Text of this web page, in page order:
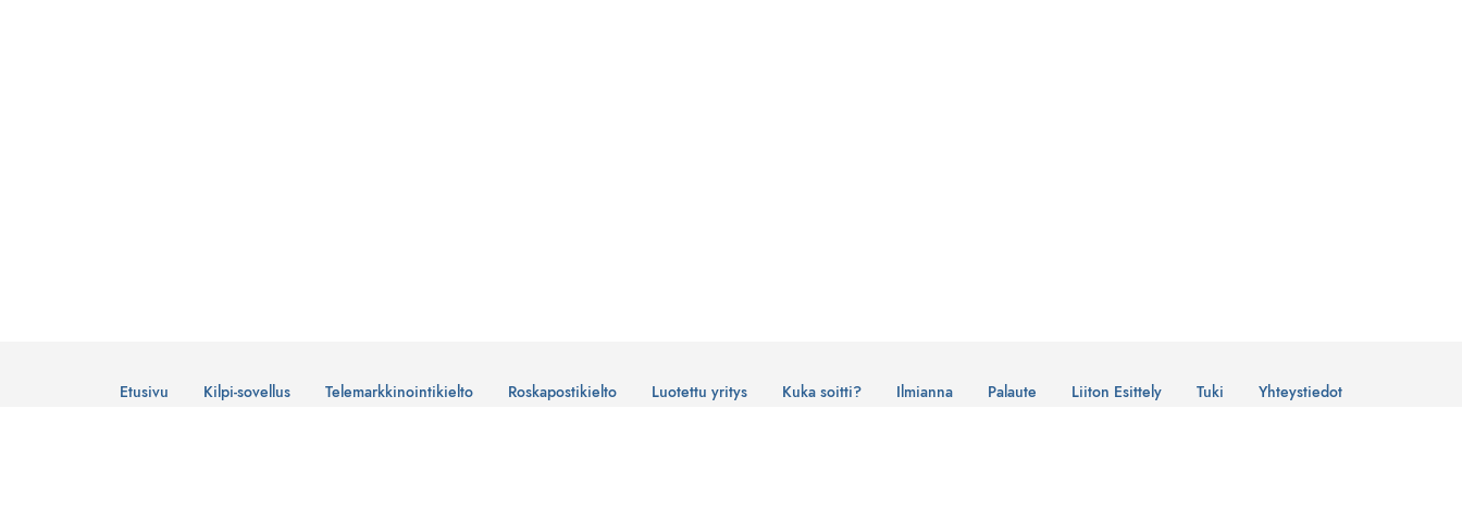
Etusivu Kilpi-sovellus Telemarkkinointikielto Roskapostikielto Luotettu yritys Kuka soitti? Ilmianna Palaute Liiton Esittely Tuki
Yhteystiedot